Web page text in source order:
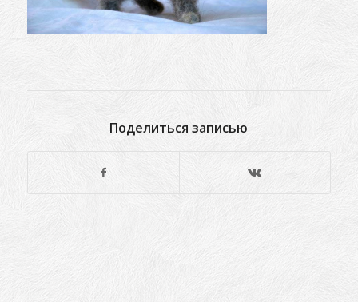
Поделиться записью